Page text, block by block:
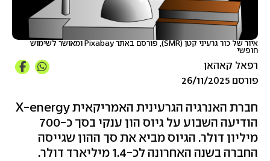
איור של כור גרעיני קטן (SMR), פורסם באתר Pixabay ומאושר לשימוש
חופשי
רפאל קאהאן
פורסם 26/11/2025
חברת האנרגיה הגרעינית האמריקאית X-energy
הודיעה השבוע על גיוס הון ענקי בסך כ-700
מיליון דולר. הגיוס מביא את סך ההון שגייסה
החברה בשנה האחרונה לכ-1.4 מיליארד דולר.